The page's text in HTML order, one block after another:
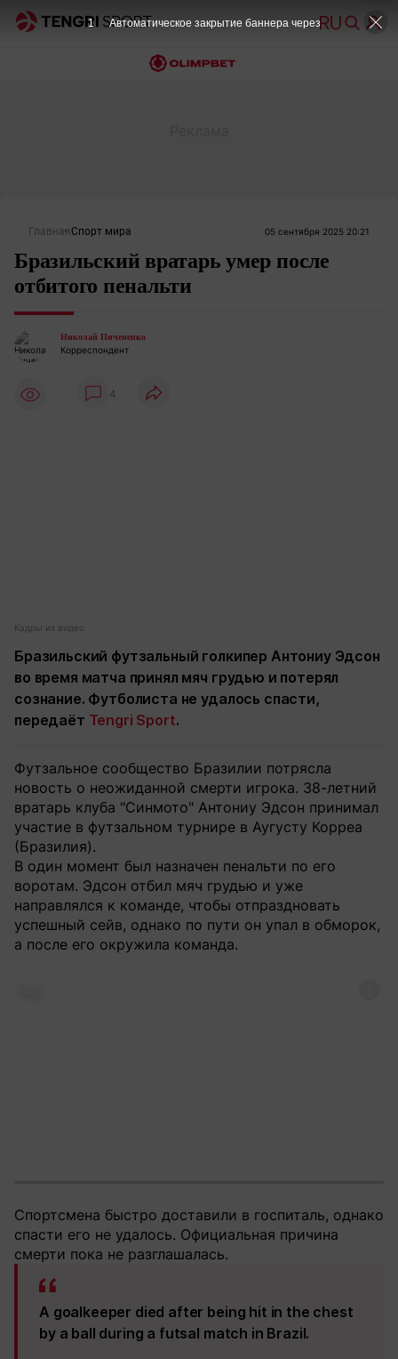
Главная Спорт мира 05 сентября 2025 20:21
Бразильский вратарь умер после
отбитого пенальти
Николай Пичененко
Корреспондент
4
Кадры из видео
Бразильский футзальный голкипер Антониу Эдсон
во время матча принял мяч грудью и потерял
сознание. Футболиста не удалось спасти,
передаёт Tengri Sport.
Футзальное сообщество Бразилии потрясла
новость о неожиданной смерти игрока. 38-летний
вратарь клуба "Синмото" Антониу Эдсон принимал
участие в футзальном турнире в Аугусту Корреа
(Бразилия).
В один момент был назначен пенальти по его
воротам. Эдсон отбил мяч грудью и уже
направлялся к команде, чтобы отпраздновать
успешный сейв, однако по пути он упал в обморок,
а после его окружила команда.
Спортсмена быстро доставили в госпиталь, однако
спасти его не удалось. Официальная причина
смерти пока не разглашалась.
A goalkeeper died after being hit in the chest
by a ball during a futsal match in Brazil.